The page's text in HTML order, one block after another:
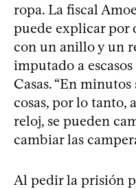
ropa. La fiscal
puede explicar por
con un anillo y un
imputado a
Casas. “En
cosas, por lo tanto,
reloj, se pueden
cambiar las
Al pedir la prisión